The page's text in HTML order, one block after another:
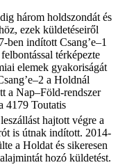
három holdszondát és
ezek küldetéseiről
indított Csang’e–1
térképezte
elemek gyakoriságát
a Holdnál
a Nap–Föld-rendszer
4179 Toutatis
hajtott végre a
is útnak indított. 2014-
a Holdat és sikeresen
hozó küldetést.